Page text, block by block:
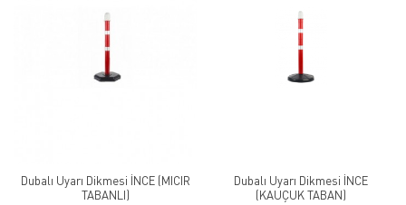
Dubalı Uyarı Dikmesi İNCE (MICIR
TABANLI)
Dubalı Uyarı Dikmesi İNCE
(KAUÇUK TABAN)